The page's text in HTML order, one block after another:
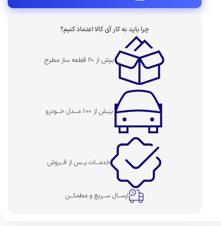
چرا باید به کار آی کالا اعتماد کنیم؟
بیش از 20 قطعه ساز مطرح
بیـش از 100 مــدل خــودرو
خدمــات پــس از فــروش
ارســال ســریع و مطمئــن